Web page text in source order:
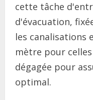
cette tâche
d'évacuation,
les canalisations
mètre pour
dégagée pour
optimal.